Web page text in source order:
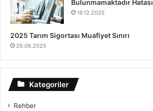
Bulunmamaktadır Hatası
19.12.2025
2025 Tarım Sigortası Muafiyet Sınırı
26.06.2025
Kategoriler
Rehber